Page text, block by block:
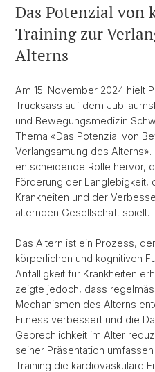
Das Potenzial von
Training zur
Alterns
Am 15. November 2024 hielt
Trucksäss auf dem
und Bewegungsmedizin
Thema «Das Potenzial von
Verlangsamung des
entscheidende Rolle hervor,
Förderung der Langlebigkeit,
Krankheiten und der
alternden Gesellschaft spielt.
Das Altern ist ein Prozess,
körperlichen und kognitiven
Anfälligkeit für Krankheiten
zeigte jedoch, dass
Mechanismen des Alterns
Fitness verbessert und die
Gebrechlichkeit im Alter
seiner Präsentation
Training die kardiovaskuläre